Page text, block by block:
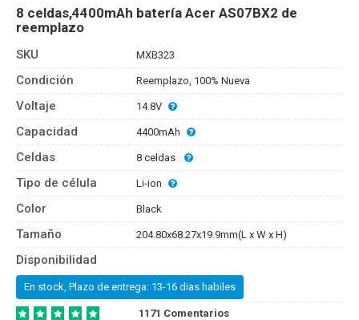
8 celdas,4400mAh batería Acer AS07BX2 de
reemplazo
SKU MXB323
Condición Reemplazo, 100% Nueva
Voltaje 14.8V
Capacidad 4400mAh
Celdas 8 celdas
Tipo de célula Li-ion
Color Black
Tamaño 204.80x68.27x19.9mm(L x W x H)
Disponibilidad
En stock, Plazo de entrega: 13-16 dias habiles
1171 Comentarios